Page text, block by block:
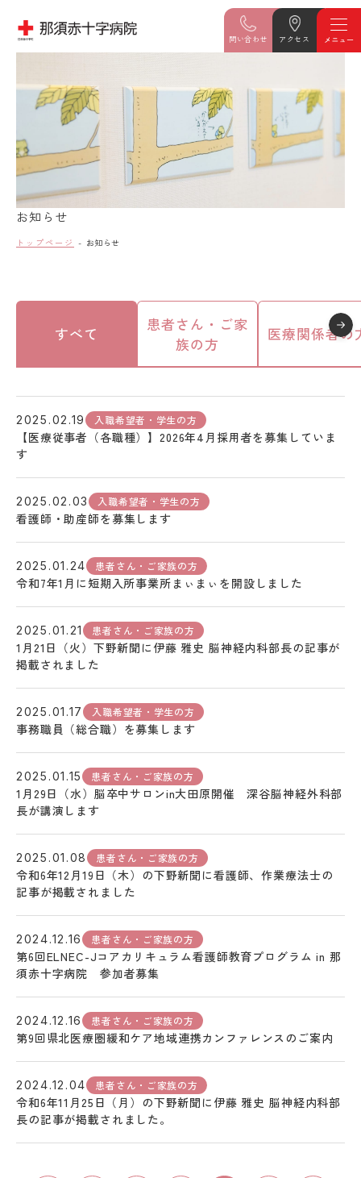
問い合わせ アクセス
お知らせ
トップページ お知らせ
すべて
患者さん・ご家
族の方
医療関係者の
2025.02.19 入職希望者・学生の方
【医療従事者（各職種）】2026年4月採用者を募集していま
す
2025.02.03 入職希望者・学生の方
看護師・助産師を募集します
2025.01.24 患者さん・ご家族の方
令和7年1月に短期入所事業所まぃまぃを開設しました
2025.01.21 患者さん・ご家族の方
1月21日（火）下野新聞に伊藤 雅史 脳神経内科部長の記事が
掲載されました
2025.01.17 入職希望者・学生の方
事務職員（総合職）を募集します
2025.01.15 患者さん・ご家族の方
1月29日（水）脳卒中サロンin大田原開催 深谷脳神経外科部
長が講演します
2025.01.08 患者さん・ご家族の方
令和6年12月19日（木）の下野新聞に看護師、作業療法士の
記事が掲載されました
2024.12.16 患者さん・ご家族の方
第6回ELNEC-Jコアカリキュラム看護師教育プログラム in 那
須赤十字病院 参加者募集
2024.12.16 患者さん・ご家族の方
第9回県北医療圏緩和ケア地域連携カンファレンスのご案内
2024.12.04 患者さん・ご家族の方
令和6年11月25日（月）の下野新聞に伊藤 雅史 脳神経内科部
長の記事が掲載されました。